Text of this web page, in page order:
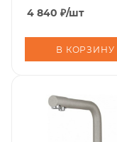
4 840 ₽/шт
В КОРЗИНУ